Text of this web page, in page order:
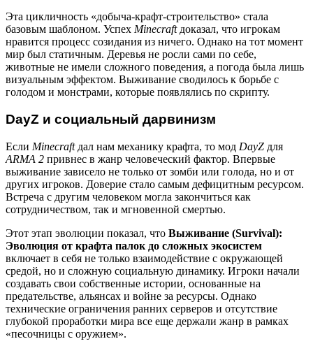
Эта цикличность «добыча-крафт-строительство» стала
базовым шаблоном. Успех Minecraftдоказал, что игрокам
нравится процесс созидания из ничего. Однако на тот момент
мир был статичным. Деревья не росли сами по себе,
животные не имели сложного поведения, а погода была лишь
визуальным эффектом. Выживание сводилось к борьбе с
голодом и монстрами, которые появлялись по скрипту.
DayZ и социальный дарвинизм
Если Minecraftдал нам механику крафта, то мод DayZ для
ARMA 2 привнес в жанр человеческий фактор. Впервые
выживание зависело не только от зомби или голода, но и от
других игроков. Доверие стало самым дефицитным ресурсом.
Встреча с другим человеком могла закончиться как
сотрудничеством, так и мгновенной смертью.
Этот этап эволюции показал, что Выживание (Survival):
Эволюция от крафта палок до сложных экосистем
включает в себя не только взаимодействие с окружающей
средой, но и сложную социальную динамику. Игроки начали
создавать свои собственные истории, основанные на
предательстве, альянсах и войне за ресурсы. Однако
технические ограничения ранних серверов и отсутствие
глубокой проработки мира все еще держали жанр в рамках
«песочницы с оружием».